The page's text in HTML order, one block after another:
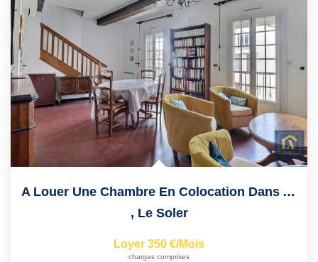
A Louer Une Chambre En Colocation Dans Appartement Duplex...
, Le Soler
Loyer 350 €/mois
charges comprises